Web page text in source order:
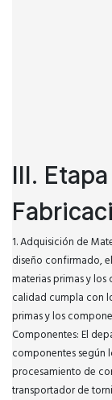
III.
1. Adquisición de
diseño confirmado,
materias primas y
calidad cumpla con
primas y los
Componentes: El
componentes según
procesamiento de
transportador de